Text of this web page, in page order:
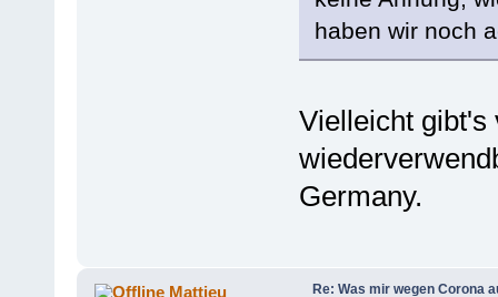
haben wir noch
Vielleicht gibt's
Germany.
Mattieu Re: Was mir wegen Corona